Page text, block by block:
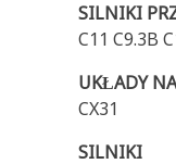
SILNIKI
C11 C9.3B
UKŁADY
CX31
SILNIKI